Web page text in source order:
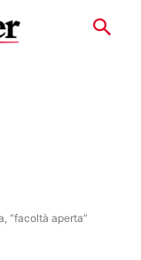
“facoltà aperta”